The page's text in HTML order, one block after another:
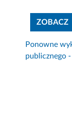
ZOBACZ
Ponowne
publicznego